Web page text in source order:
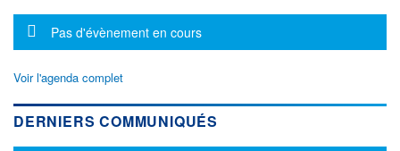
Message d'information
Pas d'évènement en cours
Voir l'agenda complet
DERNIERS COMMUNIQUÉS